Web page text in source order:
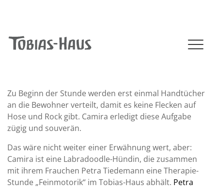
NAVIGATION (MOBILE)
+49 (0)41 02 - 806 - 0
Zu Beginn der Stunde werden erst einmal Handtücher
an die Bewohner verteilt, damit es keine Flecken auf
Hose und Rock gibt. Camira erledigt diese Aufgabe
zügig und souverän.
Das wäre nicht weiter einer Erwähnung wert, aber:
Camira ist eine Labradoodle-Hündin, die zusammen
mit ihrem Frauchen Petra Tiedemann eine Therapie-
Stunde „Feinmotorik“ im Tobias-Haus abhält. Petra